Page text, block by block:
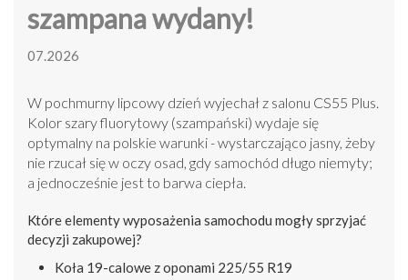
szampana wydany!
07.2026
W pochmurny lipcowy dzień wyjechał z salonu CS55 Plus.
Kolor szary fluorytowy (szampański) wydaje się
optymalny na polskie warunki - wystarczająco jasny, żeby
nie rzucał się w oczy osad, gdy samochód długo niemyty;
a jednocześnie jest to barwa ciepła.
Które elementy wyposażenia samochodu mogły sprzyjać
decyzji zakupowej?
Koła 19-calowe z oponami 225/55 R19